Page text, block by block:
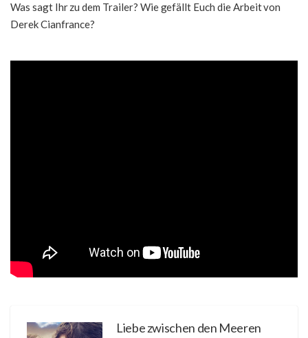
Was sagt Ihr zu dem Trailer? Wie gefällt Euch die Arbeit von
Derek Cianfrance?
Liebe zwischen den Meeren